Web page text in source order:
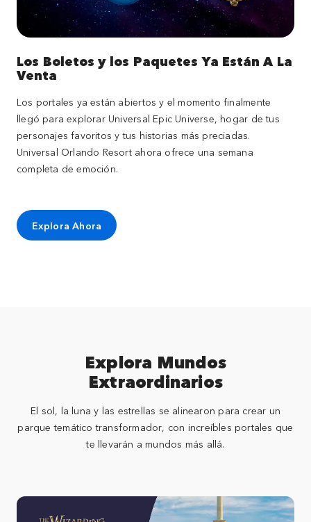
Los Boletos y los Paquetes Ya Están A La
Venta
Los portales ya están abiertos y el momento finalmente
llegó para explorar Universal Epic Universe, hogar de tus
personajes favoritos y tus historias más preciadas.
Universal Orlando Resort ahora ofrece una semana
completa de emoción.
Explora Ahora
Explora Mundos
Extraordinarios
El sol, la luna y las estrellas se alinearon para crear un
parque temático transformador, con increíbles portales que
te llevarán a mundos más allá.